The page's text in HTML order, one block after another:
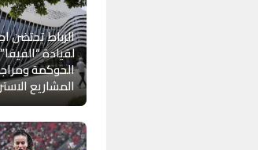
الرباط تحتضن
لقيادة
الحوكمة
المشاريع